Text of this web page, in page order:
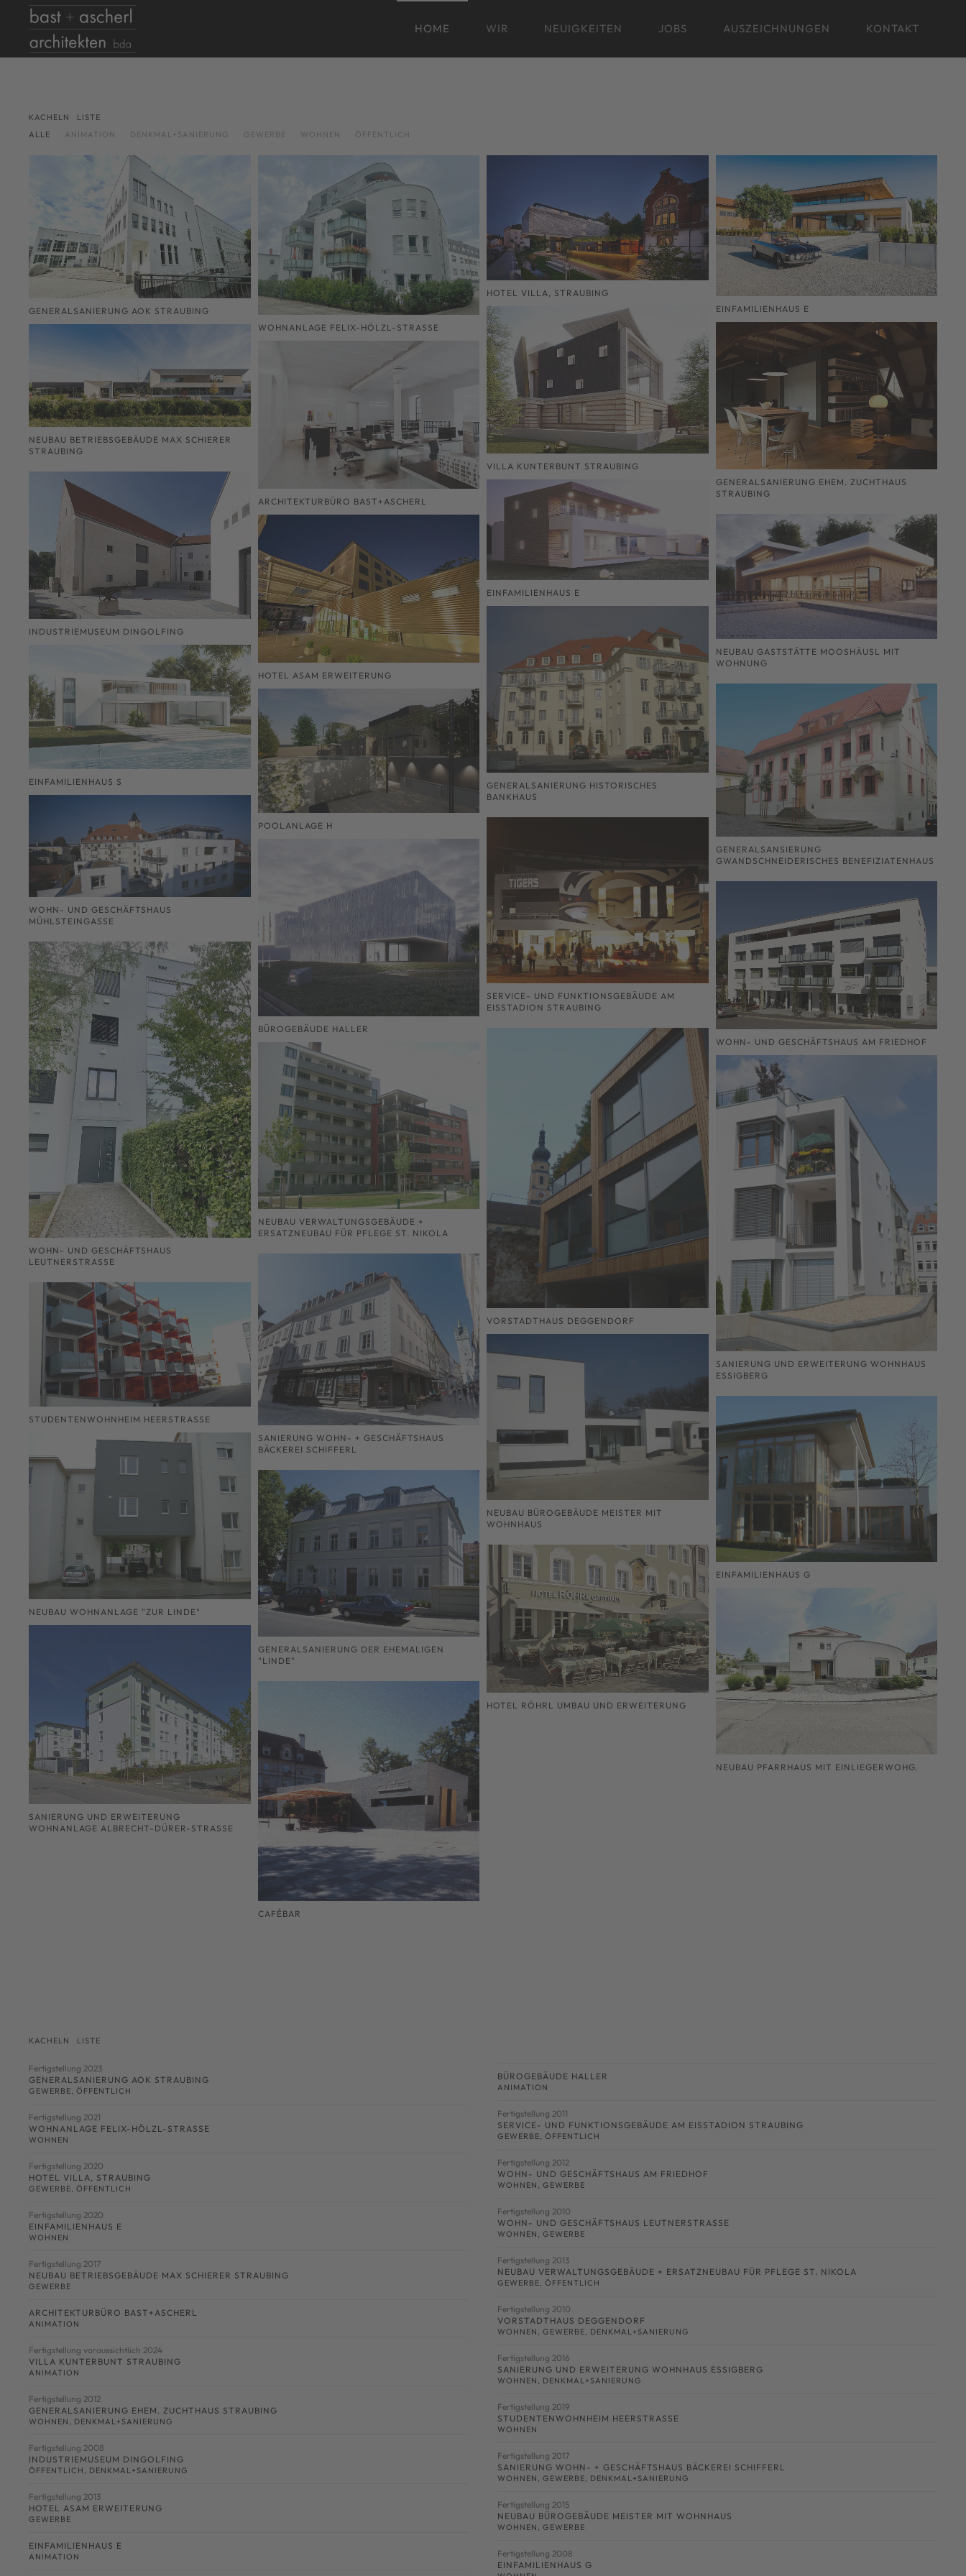
Skip to main content HOME WIR NEUIGKEITEN JOBS AUSZEICHNUNGEN KONTAKT
KACHELN
LISTE
ALLE
ANIMATION DENKMAL+SANIERUNG GEWERBE WOHNEN ÖFFENTLICH
GENERALSANIERUNG AOK STRAUBING
WOHNANLAGE FELIX-HÖLZL-STRASSE
HOTEL VILLA, STRAUBING
EINFAMILIENHAUS E
NEUBAU BETRIEBSGEBÄUDE MAX SCHIERER
STRAUBING
ARCHITEKTURBÜRO BAST+ASCHERL
VILLA KUNTERBUNT STRAUBING
GENERALSANIERUNG EHEM. ZUCHTHAUS
STRAUBING
INDUSTRIEMUSEUM DINGOLFING
HOTEL ASAM ERWEITERUNG
EINFAMILIENHAUS E
NEUBAU GASTSTÄTTE MOOSHÄUSL MIT
WOHNUNG
EINFAMILIENHAUS S
POOLANLAGE H
GENERALSANIERUNG HISTORISCHES
BANKHAUS
GENERALSANSIERUNG
GWANDSCHNEIDERISCHES BENEFIZIATENHAUS
WOHN- UND GESCHÄFTSHAUS
MÜHLSTEINGASSE
BÜROGEBÄUDE HALLER
SERVICE- UND FUNKTIONSGEBÄUDE AM
EISSTADION STRAUBING
WOHN- UND GESCHÄFTSHAUS AM FRIEDHOF
WOHN- UND GESCHÄFTSHAUS
LEUTNERSTRASSE
NEUBAU VERWALTUNGSGEBÄUDE +
ERSATZNEUBAU FÜR PFLEGE ST. NIKOLA
VORSTADTHAUS DEGGENDORF
SANIERUNG UND ERWEITERUNG WOHNHAUS
ESSIGBERG
STUDENTENWOHNHEIM HEERSTRASSE
SANIERUNG WOHN- + GESCHÄFTSHAUS
BÄCKEREI SCHIFFERL
NEUBAU BÜROGEBÄUDE MEISTER MIT
WOHNHAUS
EINFAMILIENHAUS G
NEUBAU WOHNANLAGE "ZUR LINDE"
GENERALSANIERUNG DER EHEMALIGEN
"LINDE"
HOTEL RÖHRL UMBAU UND ERWEITERUNG
NEUBAU PFARRHAUS MIT EINLIEGERWOHG.
SANIERUNG UND ERWEITERUNG
WOHNANLAGE ALBRECHT-DÜRER-STRASSE
CAFÉBAR
KACHELN LISTE
Fertigstellung 2023
GENERALSANIERUNG AOK STRAUBING
GEWERBE, ÖFFENTLICH
Fertigstellung 2021
WOHNANLAGE FELIX-HÖLZL-STRASSE
WOHNEN
Fertigstellung 2020
HOTEL VILLA, STRAUBING
GEWERBE, ÖFFENTLICH
Fertigstellung 2020
EINFAMILIENHAUS E
WOHNEN
Fertigstellung 2017
NEUBAU BETRIEBSGEBÄUDE MAX SCHIERER STRAUBING
GEWERBE
ARCHITEKTURBÜRO BAST+ASCHERL
ANIMATION
Fertigstellung voraussichtlich 2024
VILLA KUNTERBUNT STRAUBING
ANIMATION
Fertigstellung 2012
GENERALSANIERUNG EHEM. ZUCHTHAUS STRAUBING
WOHNEN , DENKMAL+SANIERUNG
Fertigstellung 2008
INDUSTRIEMUSEUM DINGOLFING
ÖFFENTLICH , DENKMAL+SANIERUNG
Fertigstellung 2013
HOTEL ASAM ERWEITERUNG
GEWERBE
EINFAMILIENHAUS E
ANIMATION
BÜROGEBÄUDE HALLER
ANIMATION
Fertigstellung 2011
SERVICE- UND FUNKTIONSGEBÄUDE AM EISSTADION STRAUBING
GEWERBE, ÖFFENTLICH
Fertigstellung 2012
WOHN- UND GESCHÄFTSHAUS AM FRIEDHOF
WOHNEN , GEWERBE
Fertigstellung 2010
WOHN- UND GESCHÄFTSHAUS LEUTNERSTRASSE
WOHNEN , GEWERBE
Fertigstellung 2013
NEUBAU VERWALTUNGSGEBÄUDE + ERSATZNEUBAU FÜR PFLEGE ST. NIKOLA
GEWERBE, ÖFFENTLICH
Fertigstellung 2010
VORSTADTHAUS DEGGENDORF
WOHNEN , GEWERBE, DENKMAL+SANIERUNG
Fertigstellung 2016
SANIERUNG UND ERWEITERUNG WOHNHAUS ESSIGBERG
WOHNEN , DENKMAL+SANIERUNG
Fertigstellung 2019
STUDENTENWOHNHEIM HEERSTRASSE
WOHNEN
Fertigstellung 2017
SANIERUNG WOHN- + GESCHÄFTSHAUS BÄCKEREI SCHIFFERL
WOHNEN , GEWERBE, DENKMAL+SANIERUNG
Fertigstellung 2015
NEUBAU BÜROGEBÄUDE MEISTER MIT WOHNHAUS
WOHNEN , GEWERBE
Fertigstellung 2008
EINFAMILIENHAUS G